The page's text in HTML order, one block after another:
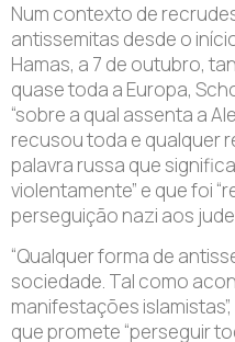
Num contexto de
antissemitas desde o
Hamas, a 7 de outubro,
quase toda a Europa,
“sobre a qual assenta a
recusou toda e qualquer
palavra russa que
violentamente” e que foi
perseguição nazi aos
“Qualquer forma de
sociedade. Tal como
manifestações
que promete “perseguir